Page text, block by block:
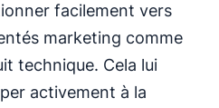
facilement vers
marketing comme
technique. Cela lui
activement à la